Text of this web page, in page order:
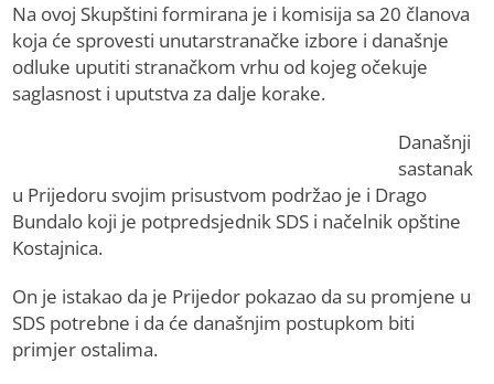
Na ovoj Skupštini formirana je i komisija sa 20 članova
koja će sprovesti unutarstranačke izbore i današnje
odluke uputiti stranačkom vrhu od kojeg očekuje
saglasnost i uputstva za dalje korake.
Današnji
sastanak
u Prijedoru svojim prisustvom podržao je i Drago
Bundalo koji je potpredsjednik SDS i načelnik opštine
Kostajnica.
On je istakao da je Prijedor pokazao da su promjene u
SDS potrebne i da će današnjim postupkom biti
primjer ostalima.